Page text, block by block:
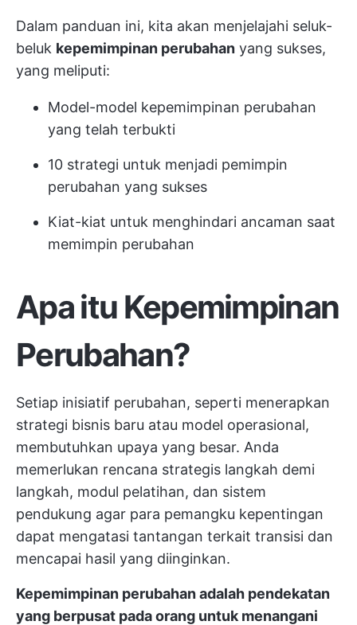
Dalam panduan ini, kita akan menjelajahi seluk-
beluk kepemimpinan perubahan yang sukses,
yang meliputi:
Model-model kepemimpinan perubahan
yang telah terbukti
10 strategi untuk menjadi pemimpin
perubahan yang sukses
Kiat-kiat untuk menghindari ancaman saat
memimpin perubahan
Apa itu Kepemimpinan
Perubahan?
Setiap inisiatif perubahan, seperti menerapkan
strategi bisnis baru atau model operasional,
membutuhkan upaya yang besar. Anda
memerlukan rencana strategis langkah demi
langkah, modul pelatihan, dan sistem
pendukung agar para pemangku kepentingan
dapat mengatasi tantangan terkait transisi dan
mencapai hasil yang diinginkan.
Kepemimpinan perubahan adalah pendekatan
yang berpusat pada orang untuk menangani